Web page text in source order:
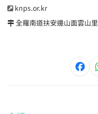
knps.or.kr
全羅南道扶安邊山面雲山里